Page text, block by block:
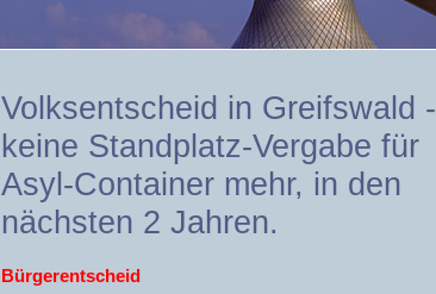
Volksentscheid in Greifswald -
keine Standplatz-Vergabe für
Asyl-Container mehr, in den
nächsten 2 Jahren.
Bürgerentscheid